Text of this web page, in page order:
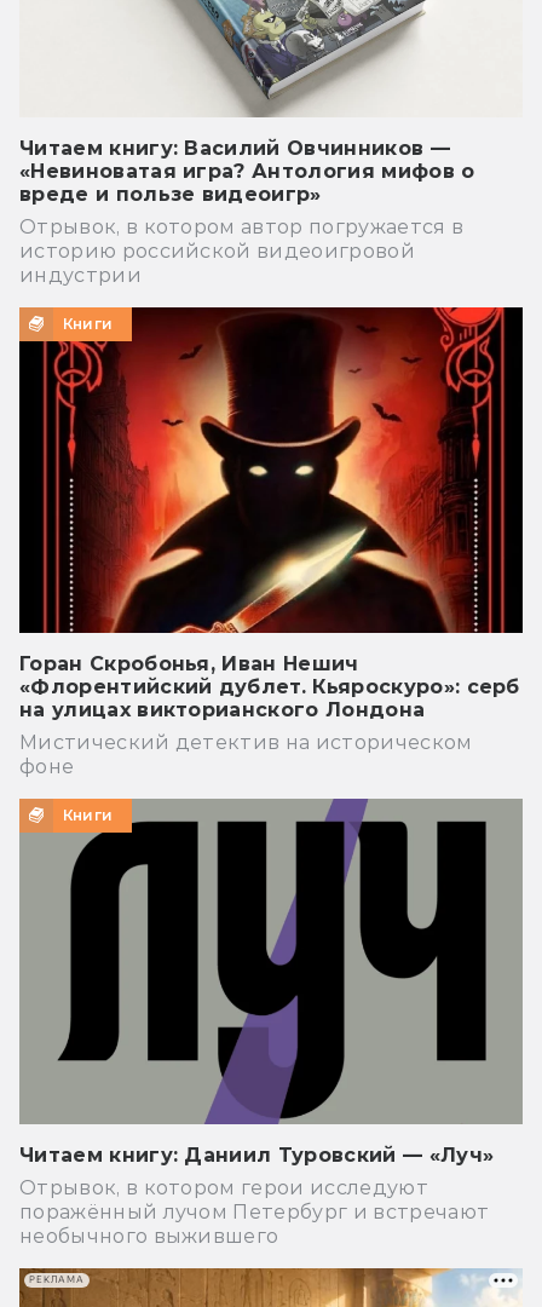
Читаем книгу: Василий Овчинников —
«Невиноватая игра? Антология мифов о
вреде и пользе видеоигр»
Отрывок, в котором автор погружается в
историю российской видеоигровой
индустрии
Книги
Горан Скробонья, Иван Нешич
«Флорентийский дублет. Кьяроскуро»: серб
на улицах викторианского Лондона
Мистический детектив на историческом
фоне
Книги
Читаем книгу: Даниил Туровский — «Луч»
Отрывок, в котором герои исследуют
поражённый лучом Петербург и встречают
необычного выжившего
РЕКЛАМА